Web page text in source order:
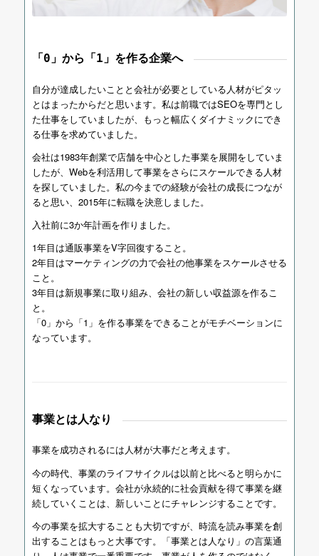
「0」から「1」を作る企業へ
自分が達成したいことと会社が必要としている人材がピタッ
とはまったからだと思います。私は前職ではSEOを専門とし
た仕事をしていましたが、もっと幅広くダイナミックにでき
る仕事を求めていました。
会社は1983年創業で店舗を中心とした事業を展開をしていま
したが、Webを利活用して事業をさらにスケールできる人材
を探していました。私の今までの経験が会社の成長につなが
ると思い、2015年に転職を決意しました。
入社前に3か年計画を作りました。
1年目は通販事業をV字回復すること。
2年目はマーケティングの力で会社の他事業をスケールさせる
こと。
3年目は新規事業に取り組み、会社の新しい収益源を作るこ
と。
「0」から「1」を作る事業をできることがモチベーションに
なっています。
事業とは人なり
事業を成功されるには人材が大事だと考えます。
今の時代、事業のライフサイクルは以前と比べると明らかに
短くなっています。会社が永続的に社会貢献を得て事業を継
続していくことは、新しいことにチャレンジすることです。
今の事業を拡大することも大切ですが、時流を読み事業を創
出することはもっと大事です。「事業とは人なり」の言葉通